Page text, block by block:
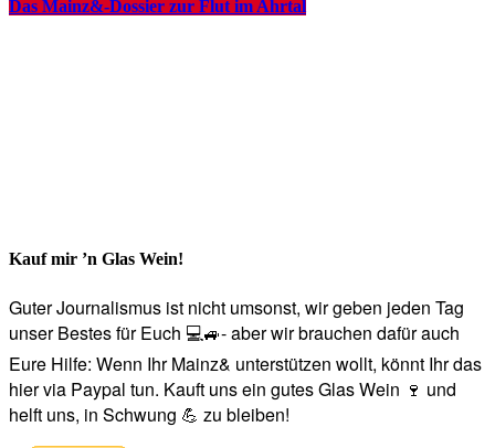
Das Mainz&-Dossier zur Flut im Ahrtal
Kauf mir ’n Glas Wein!
Guter Journalismus ist nicht umsonst, wir geben jeden Tag
unser Bestes für Euch 💻🚙- aber wir brauchen dafür auch
Eure Hilfe: Wenn Ihr Mainz& unterstützen wollt, könnt Ihr das
hier via Paypal tun. Kauft uns ein gutes Glas Wein 🍷 und
helft uns, in Schwung 💪 zu bleiben!